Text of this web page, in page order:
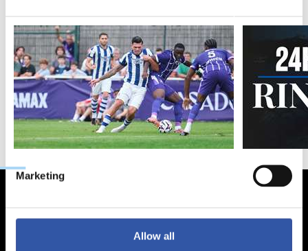
Consent
Selection
Necessary
Preferences
Statistics
Marketing
Allow all